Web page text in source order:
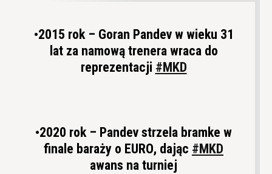
•2015 rok – Goran Pandev w wieku 31
lat za namową trenera wraca do
reprezentacji #MKD
•2020 rok – Pandev strzela bramke w
finale baraży o EURO, dając #MKD
awans na turniej